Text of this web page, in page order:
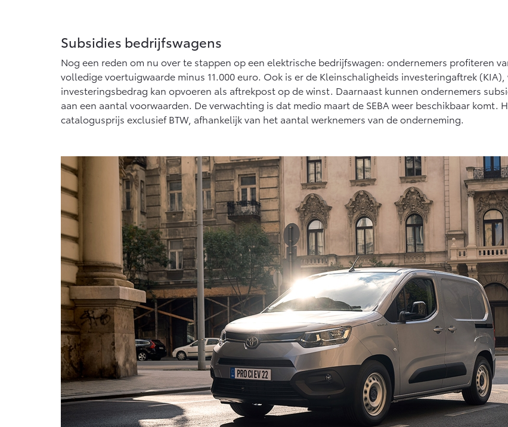
Subsidies bedrijfswagens
Nog een reden om nu over te stappen op een elektrische bedrijfswagen: ondernemers profiteren
volledige voertuigwaarde minus 11.000 euro. Ook is er de Kleinschaligheids investeringaftrek
investeringsbedrag kan opvoeren als aftrekpost op de winst. Daarnaast kunnen ondernemers
aan een aantal voorwaarden. De verwachting is dat medio maart de SEBA weer beschikbaar komt.
catalogusprijs exclusief BTW, afhankelijk van het aantal werknemers van de onderneming.